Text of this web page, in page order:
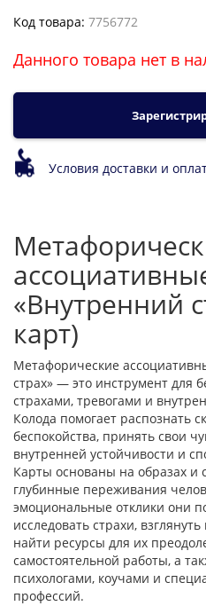
Код товара: 7756772
Данного товара нет в
Условия доставки и
«Внутренний
карт)
Метафорические
страх» — это инструмент для
страхами, тревогами и
Колода помогает распознать
беспокойства, принять свои
внутренней устойчивости и
Карты основаны на образах и
глубинные переживания
эмоциональные отклики они
исследовать страхи,
найти ресурсы для их
самостоятельной работы, а
психологами, коучами и
профессий.